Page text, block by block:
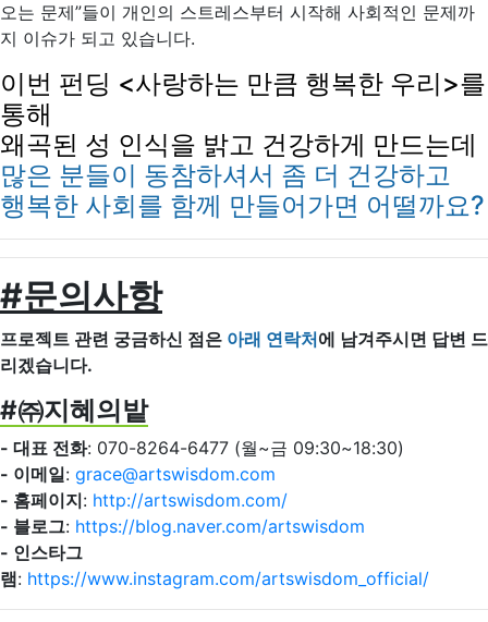
오는 문제”들이 개인의 스트레스부터 시작해 사회적인 문제까
지 이슈가 되고 있습니다.
이번 펀딩 <사랑하는 만큼 행복한 우리>를
통해
왜곡된 성 인식을 밝고 건강하게 만드는데
많은 분들이 동참하셔서 좀 더 건강하고
행복한 사회를 함께 만들어가면 어떨까요?
#문의사항
프로젝트 관련 궁금하신 점은 아래 연락처에 남겨주시면 답변 드
리겠습니다.
#㈜지혜의밭
- 대표 전화: 070-8264-6477 (월~금 09:30~18:30)
- 이메일: grace@artswisdom.com
- 홈페이지: http://artswisdom.com/
- 블로그: https://blog.naver.com/artswisdom
- 인스타그
램: https://www.instagram.com/artswisdom_official/